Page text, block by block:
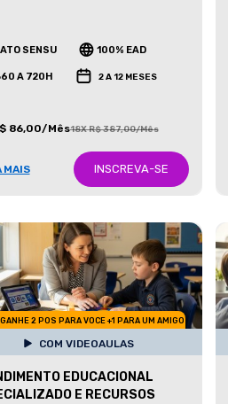
SENSU 100% EAD
A 720H 2 A 12 MESES
86,00/Mês18X R$ 387,00/Mês
MAIS INSCREVA-SE
GANHE 2 POS PARA VOCE +1 PARA UM AMIGO
COM VIDEOAULAS
EDUCACIONAL
E RECURSOS